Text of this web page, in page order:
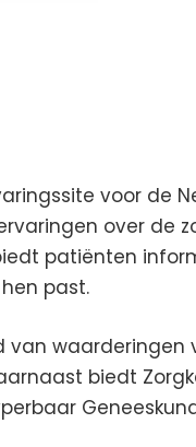
voor de
over de
patiënten
past.
waarderingen
biedt